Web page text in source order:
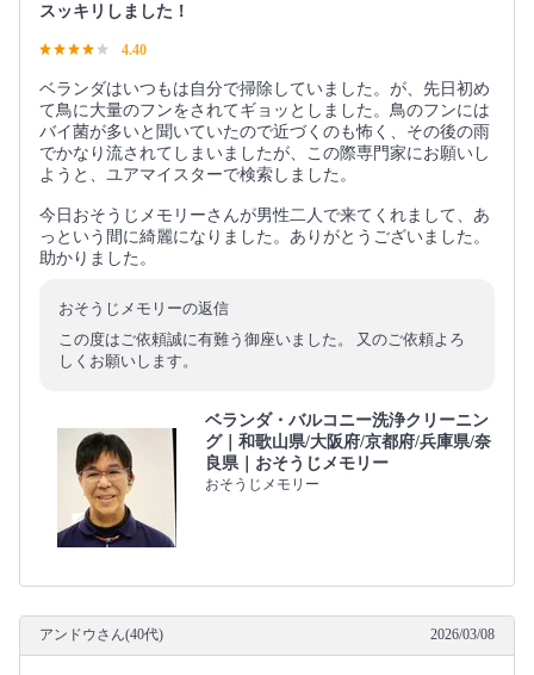
スッキリしました！
4.40
ベランダはいつもは自分で掃除していました。が、先日初め
て鳥に大量のフンをされてギョッとしました。鳥のフンには
バイ菌が多いと聞いていたので近づくのも怖く、その後の雨
でかなり流されてしまいましたが、この際専門家にお願いし
ようと、ユアマイスターで検索しました。
今日おそうじメモリーさんが男性二人で来てくれまして、あ
っという間に綺麗になりました。ありがとうございました。
助かりました。
おそうじメモリーの返信
この度はご依頼誠に有難う御座いました。 又のご依頼よろ
しくお願いします。
ベランダ・バルコニー洗浄クリーニン
グ｜和歌山県/大阪府/京都府/兵庫県/奈
良県｜おそうじメモリー
おそうじメモリー
アンドウさん(40代) 2026/03/08